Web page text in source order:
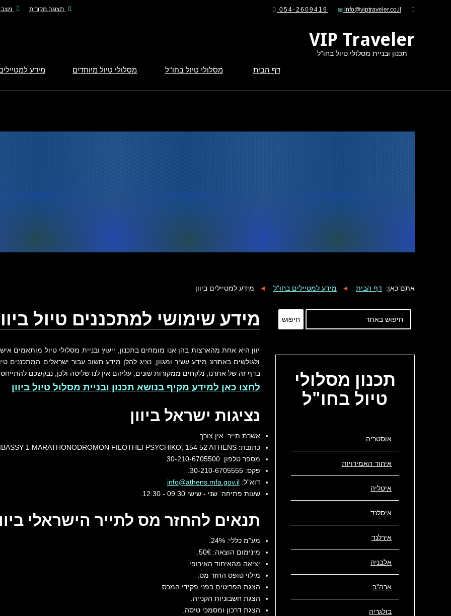
054-2609419 תצוגה מקורית מצב
VIP Traveler
תכנון ובניית מסלולי טיול בחו"ל
דף הבית מסלולי טיול בחו"ל מסלולי טיול מיוחדים מידע
אתם כאן: דף הבית ◄ מידע למטיילים בחו"ל ◄ מידע למטיילים ביוון
מידע שימושי למתכננים טיול
יוון היא אחת מהארצות בהן אנו מומחים בתכנון, ייעוץ ובניית מסלולי טיול מותאמים
ולגולשים באתרונ מידע עשיר ומגוון, נציג להלן מידע חשוב עבור ישראלים המתכננים
בדף זה של אתרנו, נלקחים ממקורות שונים, עליהם אין לנו שליטה ולכן, נבקשכם
לחצו כאן למידע מקיף בנושא תכנון ובניית מסלול טיול ביוון
נציגות ישראל ביוון
אשרת תייר: אין צורך.
כתובת: EMBASSY 1 MARATHONODROMON FILOTHEI PSYCHIKO, 154 52 ATHENS
מספר טלפון: 30-210-6705500.
פקס: 30-210-6705555.
דוא"ל:
שעות פתיחה: שני - שישי 09:30 - 12:30.
תנאים להחזר מס לתייר הישראלי
מע"מ כללי: 24%.
מינימום הוצאה: 50€.
יציאה מהאיחוד האירופי.
מילוי טופס החזר מס.
הצגת הפריטים בפני פקידי המכס.
הצגת חשבוניות הקנייה.
הצגת דרכון ומסמכי טיסה.
חיפוש
תכנון מסלולי
טיול בחו"ל
אוסטריה
איחוד האמירויות
איטליה
איסלנד
אירלנד
אלבניה
ארה"ב
בולגריה